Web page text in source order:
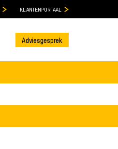
KLANTENPORTAAL
Adviesgesprek